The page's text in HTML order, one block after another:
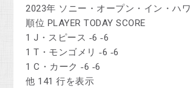
2023年 ソニー・オープン・イン・ハワ
順位 PLAYER TODAY SCORE
1 J・スピース ‑6 ‑6
1 T・モンゴメリ ‑6 ‑6
1 C・カーク ‑6 ‑6
他 141 行を表示